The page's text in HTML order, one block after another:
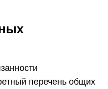
перечень общих